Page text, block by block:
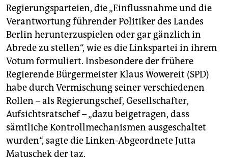
Regierungsparteien, die „Einflussnahme und die
Verantwortung führender Politiker des Landes
Berlin herunterzuspielen oder gar gänzlich in
Abrede zu stellen“, wie es die Linkspartei in ihrem
Votum formuliert. Insbesondere der frühere
Regierende Bürgermeister Klaus Wowereit (SPD)
habe durch Vermischung seiner verschiedenen
Rollen – als Regierungschef, Gesellschafter,
Aufsichtsratschef – „dazu beigetragen, dass
sämtliche Kontrollmechanismen ausgeschaltet
wurden“, sagte die Linken-Abgeordnete Jutta
Matuschek der taz.